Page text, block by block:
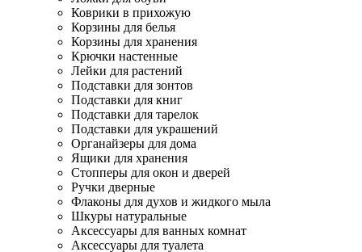
Коврики в прихожую
Корзины для белья
Корзины для хранения
Крючки настенные
Лейки для растений
Подставки для зонтов
Подставки для книг
Подставки для тарелок
Подставки для украшений
Органайзеры для дома
Ящики для хранения
Стопперы для окон и дверей
Ручки дверные
Флаконы для духов и жидкого мыла
Шкуры натуральные
Аксессуары для ванных комнат
Аксессуары для туалета